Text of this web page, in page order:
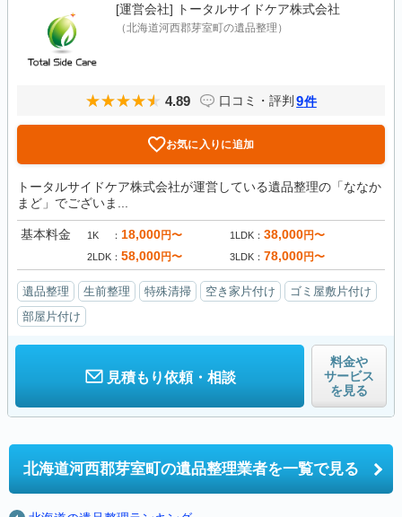
[運営会社] トータルサイドケア株式会社
（北海道河西郡芽室町の遺品整理）
4.89 口コミ・評判 9件
お気に入りに追加
トータルサイドケア株式会社が運営している遺品整理の「ななか
まど」でございま...
基本料金 1K 18,000円〜 1LDK 38,000円〜
2LDK 58,000円〜 3LDK 78,000円〜
遺品整理 生前整理 特殊清掃 空き家片付け
ゴミ屋敷片付け
部屋片付け
見積もり依頼・相談
料金や
サービス
を見る
北海道河西郡芽室町の遺品整理業者を一覧で見る